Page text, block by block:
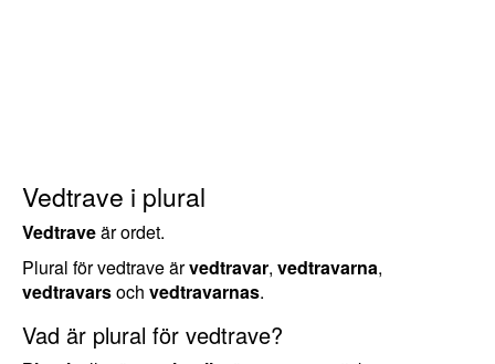
Vedtrave i plural
Vedtraveär ordet.
Plural för vedtrave ärvedtravar, vedtravarna,
vedtravarsoch vedtravarnas.
Vad är plural för vedtrave?